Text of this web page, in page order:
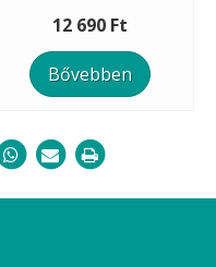
12 690 Ft
Bővebben